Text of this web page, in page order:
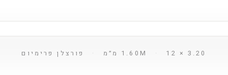
3.20 × 1.60M
· 12 מ״מ · פורצלן פרימיום